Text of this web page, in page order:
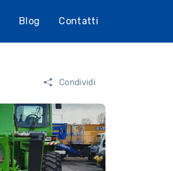
Blog Contatti
Condividi